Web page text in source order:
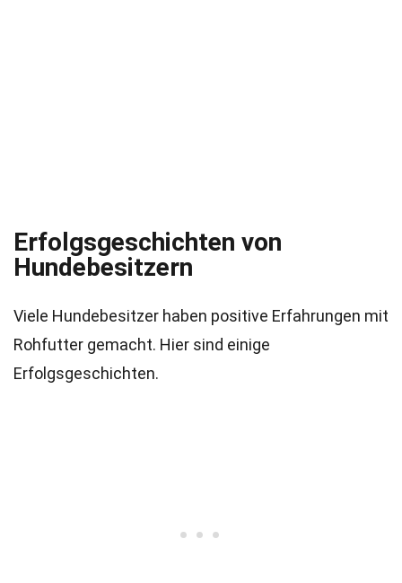
Erfolgsgeschichten von
Hundebesitzern
Viele Hundebesitzer haben positive Erfahrungen mit
Rohfutter gemacht. Hier sind einige
Erfolgsgeschichten.